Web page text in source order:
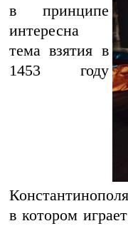
в принципе
интересна
тема взятия в
1453 году
в котором